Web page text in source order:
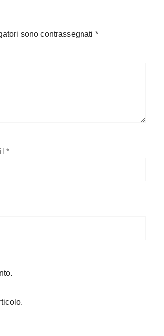
sono contrassegnati *
*